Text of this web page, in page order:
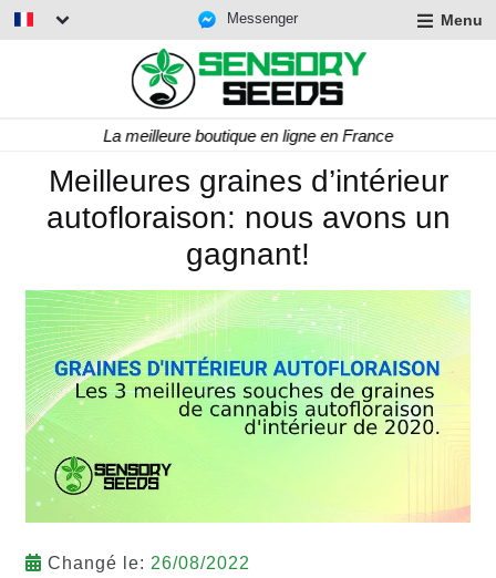
Messenger Menu
La meilleure boutique en ligne en France
Meilleures graines d’intérieur
autofloraison: nous avons un
gagnant!
Changé le: 26/08/2022